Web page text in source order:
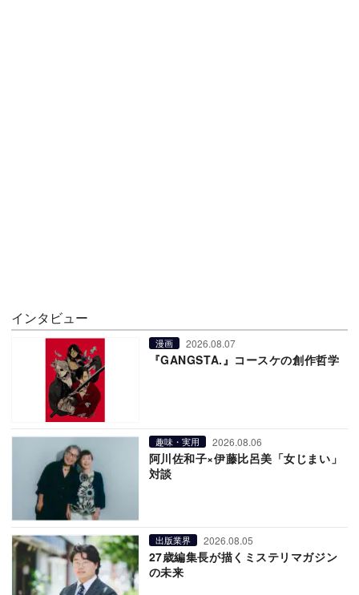
インタビュー
漫画 2026.08.07
『GANGSTA.』コースケの創作哲学
趣味・実用 2026.08.06
阿川佐和子×伊藤比呂美「女じまい」
対談
出版業界 2026.08.05
27歳編集長が描くミステリマガジン
の未来